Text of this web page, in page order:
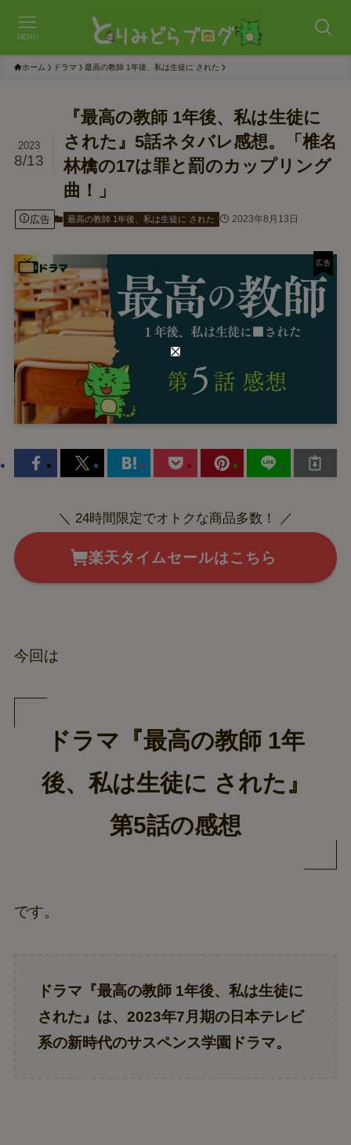
MENU
ホーム ドラマ 最高の教師 1年後、私は生徒に された
『最高の教師 1年後、私は生徒に
された』5話ネタバレ感想。「椎名
林檎の17は罪と罰のカップリング
曲！」
2023
8/13
広告 最高の教師 1年後、私は生徒に された 2023年8月13日
＼ 24時間限定でオトクな商品多数！ ／
楽天タイムセールはこちら
今回は
ドラマ『最高の教師 1年
後、私は生徒に された』
第5話の感想
です。
ドラマ『最高の教師 1年後、私は生徒に
された 』は、2023年7月期の日本テレビ
系の新時代のサスペンス学園ドラマ。